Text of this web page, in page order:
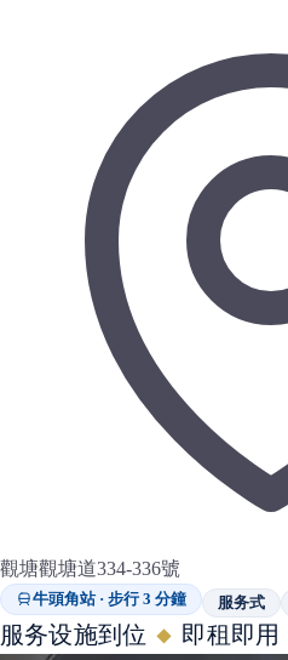
觀塘觀塘道334-336號
牛頭角站 · 步行 3 分鐘 服务式
服务设施到位 ◆ 即租即用